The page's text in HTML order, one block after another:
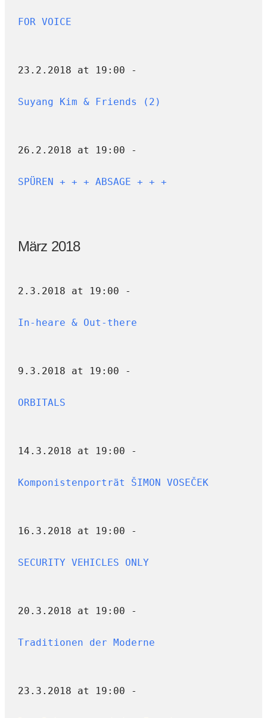
FOR VOICE
23.2.2018 at 19:00 -
Suyang Kim & Friends (2)
26.2.2018 at 19:00 -
SPÜREN + + + ABSAGE + + +
März 2018
2.3.2018 at 19:00 -
In-heare & Out-there
9.3.2018 at 19:00 -
ORBITALS
14.3.2018 at 19:00 -
Komponistenporträt ŠIMON VOSEČEK
16.3.2018 at 19:00 -
SECURITY VEHICLES ONLY
20.3.2018 at 19:00 -
Traditionen der Moderne
23.3.2018 at 19:00 -